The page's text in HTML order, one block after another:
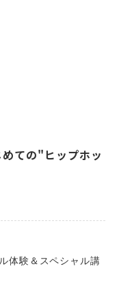
ての"ヒップホッ